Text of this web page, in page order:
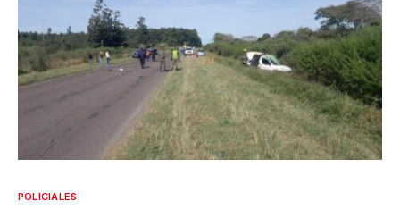
POLICIALES